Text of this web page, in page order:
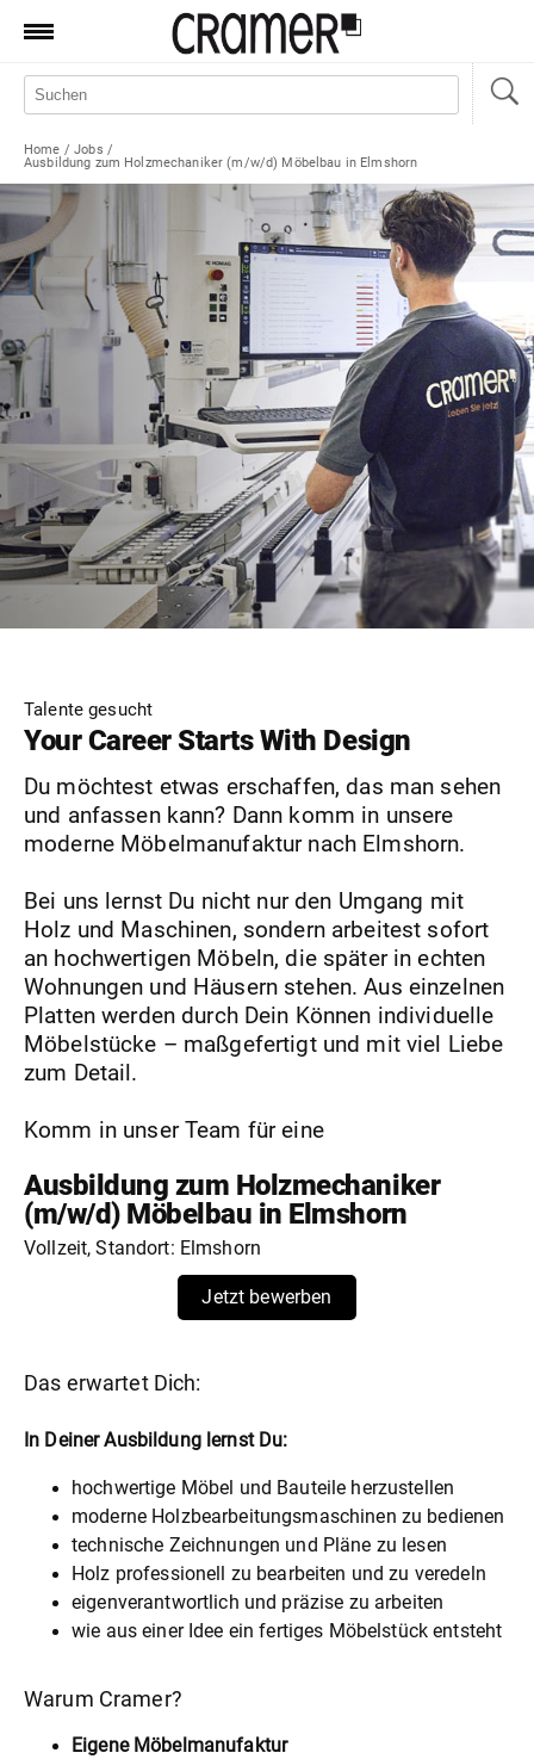
Produkte
Manufaktur
Aktionen
News
Sale
Standorte
Service
Jobs
Home / Jobs /
Ausbildung zum Holzmechaniker (m/w/d) Möbelbau in Elmshorn
Talente gesucht
Your Career Starts With Design
Du möchtest etwas erschaffen, das man sehen
und anfassen kann? Dann komm in unsere
moderne Möbelmanufaktur nach Elmshorn.
Bei uns lernst Du nicht nur den Umgang mit
Holz und Maschinen, sondern arbeitest sofort
an hochwertigen Möbeln, die später in echten
Wohnungen und Häusern stehen. Aus einzelnen
Platten werden durch Dein Können individuelle
Möbelstücke – maßgefertigt und mit viel Liebe
zum Detail.
Komm in unser Team für eine
Ausbildung zum Holzmechaniker
(m/w/d) Möbelbau in Elmshorn
Vollzeit, Standort: Elmshorn
Jetzt bewerben
Das erwartet Dich:
In Deiner Ausbildung lernst Du:
hochwertige Möbel und Bauteile herzustellen
moderne Holzbearbeitungsmaschinen zu bedienen
technische Zeichnungen und Pläne zu lesen
Holz professionell zu bearbeiten und zu veredeln
eigenverantwortlich und präzise zu arbeiten
wie aus einer Idee ein fertiges Möbelstück entsteht
Warum Cramer?
Eigene Möbelmanufaktur